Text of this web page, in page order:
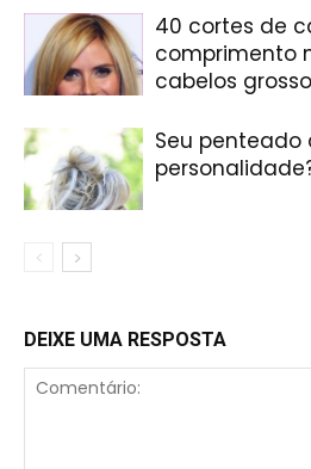
40 cortes de
comprimento
cabelos
Seu penteado
DEIXE UMA RESPOSTA